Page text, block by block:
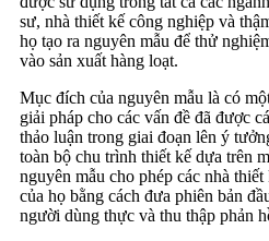
sư, nhà thiết kế công nghiệp và
họ tạo ra nguyên mẫu để thử
vào sản xuất hàng loạt.
Mục đích của nguyên mẫu là có
giải pháp cho các vấn đề đã được
thảo luận trong giai đoạn lên ý
toàn bộ chu trình thiết kế dựa trên
nguyên mẫu cho phép các nhà
của họ bằng cách đưa phiên bản
người dùng thực và thu thập phản